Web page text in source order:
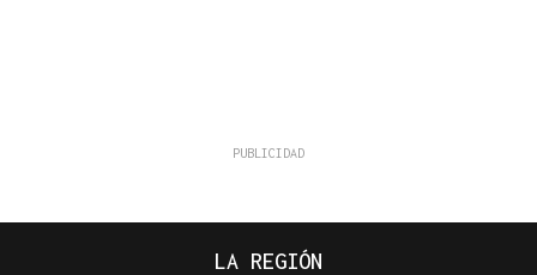
LA REGIÓN